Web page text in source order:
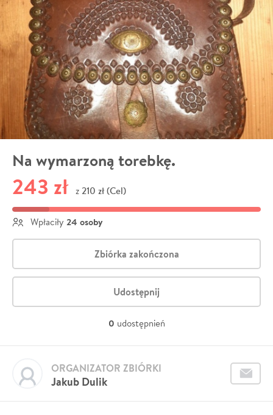
Na wymarzoną torebkę.
243 zł z 210 zł (Cel)
Wpłaciły 24 osoby
Zbiórka zakończona
Udostępnij
0 udostępnień
Jakub Dulik
ORGANIZATOR ZBIÓRKI